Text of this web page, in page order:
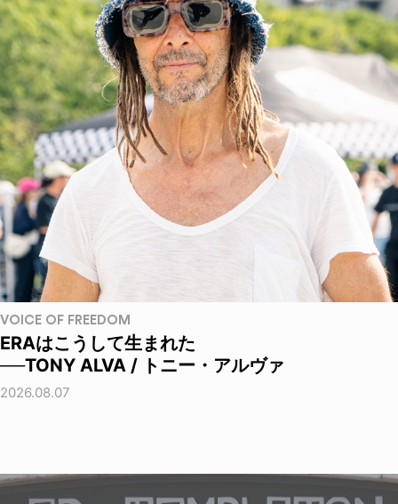
VOICE OF FREEDOM
ERAはこうして生まれた
──TONY ALVA / トニー・アルヴァ
2026.08.07